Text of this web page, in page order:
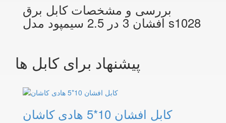
بررسی و مشخصات کابل برق
افشان 3 در 2.5 سیمپود مدل s1028
پیشنهاد برای کابل ها
کابل افشان 10*5 هادی کاشان